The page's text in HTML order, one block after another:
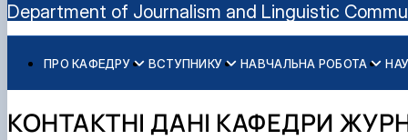
Department of Journalism and Linguistic
ПРО КАФЕДРУ
Історія кафедри
ВСТУПНИКУ
Спеціальність С7 «Журналістика» - бакалаврат
Як стати студентом?
НАВЧАЛЬНА РОБОТА
Освітні програми (ОС "Бакалавр", "Магістр")
Робочі програми, електронні навчальні курси (ОС
Наукові здобутки кафедри
Студентський науковий гурток «МедіаТОР»
Медіалабораторія
Телеканал "Свій НУБіП"
Студ.INSIDE
КОНТАКТНІ ДАНІ КАФЕДРИ